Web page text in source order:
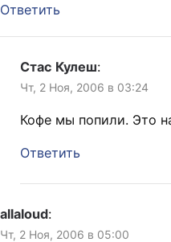
Ответить
Стас Кулеш:
Чт, 2 Ноя, 2006 в 03:24
Кофе мы попили. Это
Ответить
allaloud:
Чт, 2 Ноя, 2006 в 05:00